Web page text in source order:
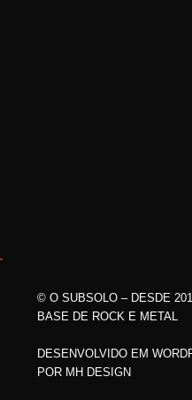
© O SUBSOLO – DESDE
BASE DE ROCK E METAL
DESENVOLVIDO EM
POR MH DESIGN